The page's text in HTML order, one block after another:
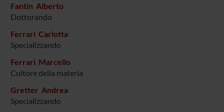
Fantin Alberto
Dottorando
Ferrari Carlotta
Specializzando
Ferrari Marcello
Cultore della materia
Gretter Andrea
Specializzando